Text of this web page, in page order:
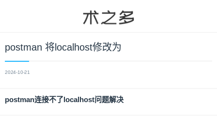
postman 将localhost修改为
2024-10-21
postman连接不了localhost问题解决